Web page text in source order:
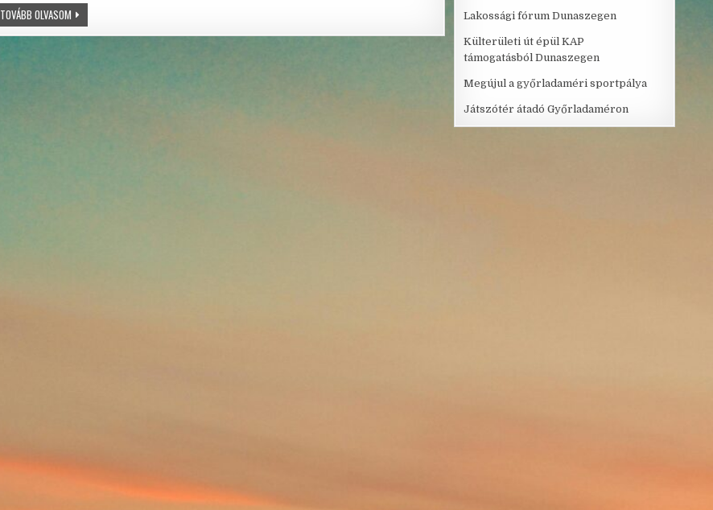
TOVÁBB OLVASOMÁPRILISBAN ÖTÖDSZÖR IS… Lakossági fórum Dunaszegen
Külterületi út épül KAP
támogatásból Dunaszegen
Megújul a győrladaméri sportpálya
Játszótér átadó Győrladaméron